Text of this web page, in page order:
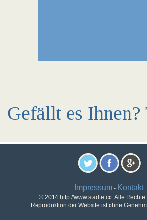
Gefällt es Ihnen?
Impressum - Kontakt
© 2014 http://www.stadte.co. Alle Rechte
Reproduktion der Website ist ohne